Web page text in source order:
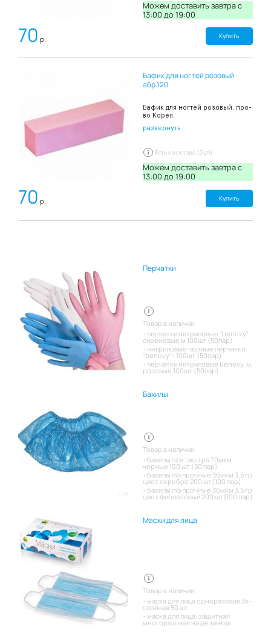
Можем доставить завтра c
13:00 до 19:00
70 р. Купить
Бафик для ногтей розовый
абр.120
Бафик для ногтей розовый. про-
во Корея.
развернуть
Есть на складе (3 уп)
Можем доставить завтра c
13:00 до 19:00
70 р. Купить
Перчатки
Товар в наличии:
перчатки нитриловые "benovy"
сиреневые м 100шт (50пар)
нитриловые черные перчатки
"benovy" l 100шт (50пар)
перчатки нитриловые benovy, м,
розовые 100шт (50пар)
Бахилы
Товар в наличии:
бахилы п/эт. экстра 70мкм
черные 100 шт (50 пар)
бахилы п/э прочные 36мкм 3,5 гр
цвет серебро 200 шт(100 пар)
бахилы п/э прочные 36мкм 3,5 гр
цвет фиолетовый 200 шт(100 пар)
Маски для лица
Товар в наличии:
маска для лица одноразовая 3х-
слойная 50 шт
маска для лица, защитная
многоразовая на резинках